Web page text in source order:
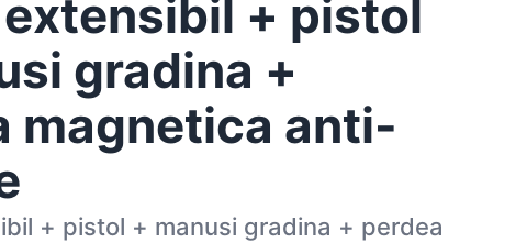
+ pistol
gradina +
magnetica anti-
+ pistol + manusi gradina + perdea